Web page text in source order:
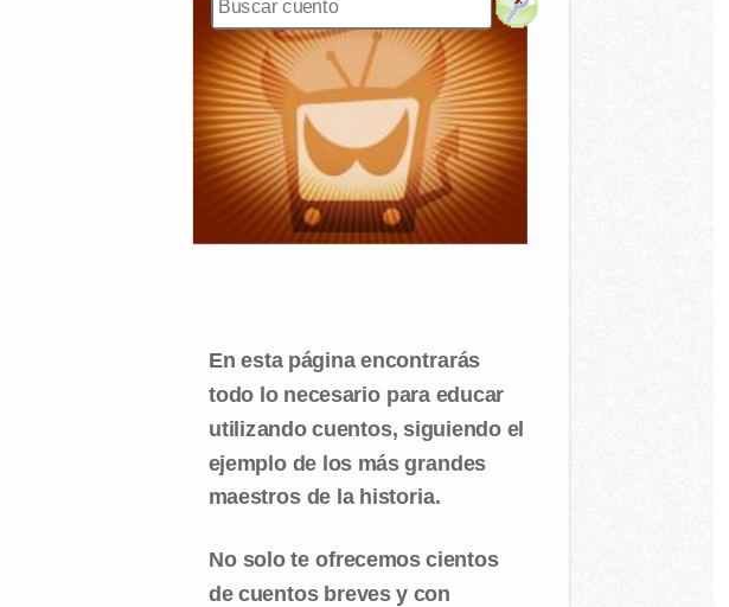
En esta página encontrarás
todo lo necesario para educar
utilizando cuentos, siguiendo el
ejemplo de los más grandes
maestros de la historia.
No solo te ofrecemos cientos
de cuentos breves y con